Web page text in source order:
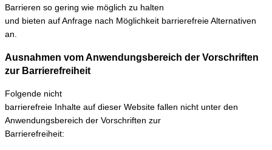
Barrieren so gering wie möglich zu halten
und bieten auf Anfrage nach Möglichkeit barrierefreie Alternativen
an.
Ausnahmen vom Anwendungsbereich der Vorschriften
zur Barrierefreiheit
Folgende nicht
barrierefreie Inhalte auf dieser Website fallen nicht unter den
Anwendungsbereich der Vorschriften zur
Barrierefreiheit: